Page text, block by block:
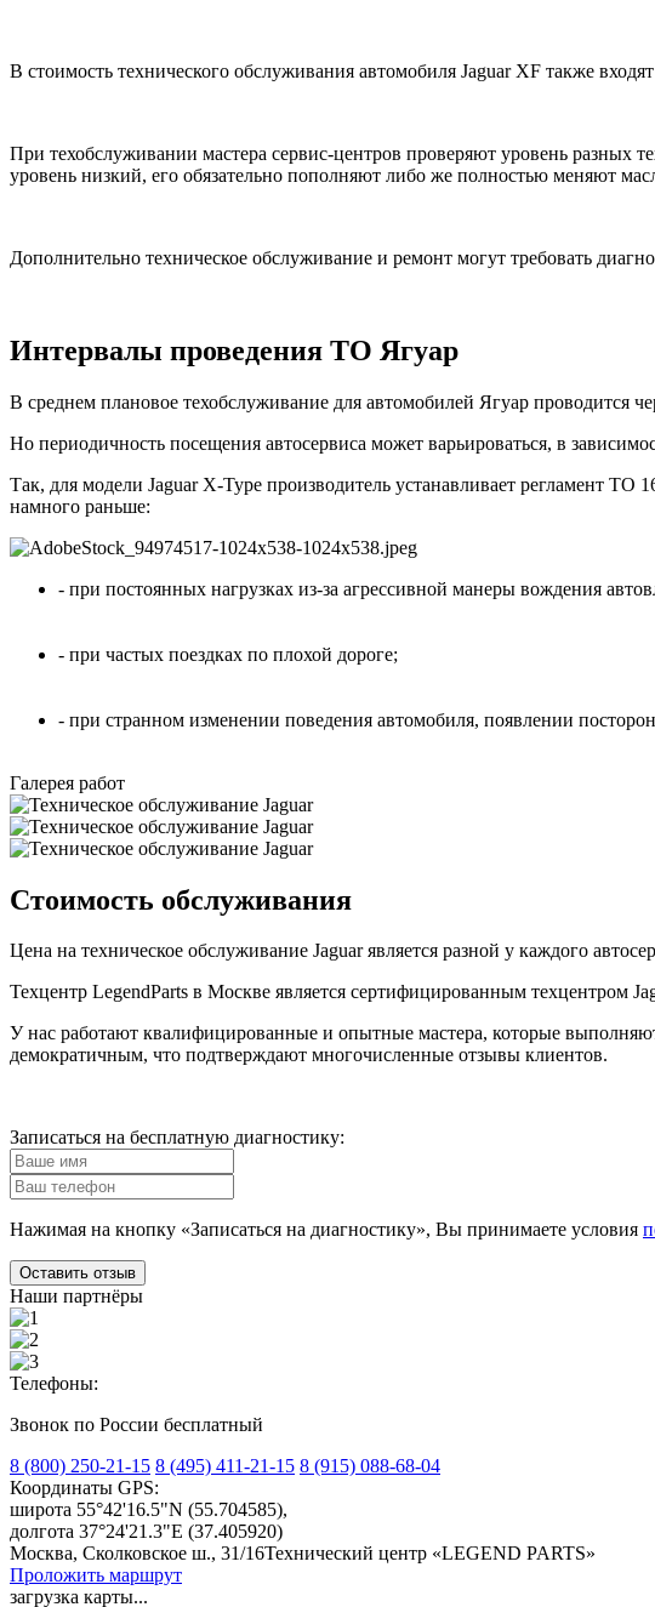
В стоимость технического обслуживания автомобиля Jaguar XF также
При техобслуживании мастера сервис-центров проверяют уровень разных
уровень низкий, его обязательно пополняют либо же полностью меняют
Дополнительно техническое обслуживание и ремонт могут требовать
Интервалы проведения ТО Ягуар
В среднем плановое техобслуживание для автомобилей Ягуар проводится
Но периодичность посещения автосервиса может варьироваться, в
Так, для модели Jaguar X-Type производитель устанавливает регламент
намного раньше:
- при постоянных нагрузках из-за агрессивной манеры вождения
- при частых поездках по плохой дороге;
- при странном изменении поведения автомобиля, появлении
Галерея работ
Стоимость обслуживания
Цена на техническое обслуживание Jaguar является разной у каждого
Техцентр LegendParts в Москве является сертифицированным техцентром
У нас работают квалифицированные и опытные мастера, которые
демократичным, что подтверждают многочисленные отзывы клиентов.
Записаться на бесплатную диагностику:
Нажимая на кнопку «Записаться на диагностику», Вы принимаете условия
Оставить отзыв
Наши партнёры
Телефоны:
Звонок по России бесплатный
8 (800) 250-21-15 8 (495) 411-21-15 8 (915) 088-68-04
Координаты GPS:
широта 55°42'16.5"N (55.704585),
долгота 37°24'21.3"E (37.405920)
Москва, Сколковское ш., 31/16Технический центр «LEGEND PARTS»
Проложить маршрут
загрузка карты...